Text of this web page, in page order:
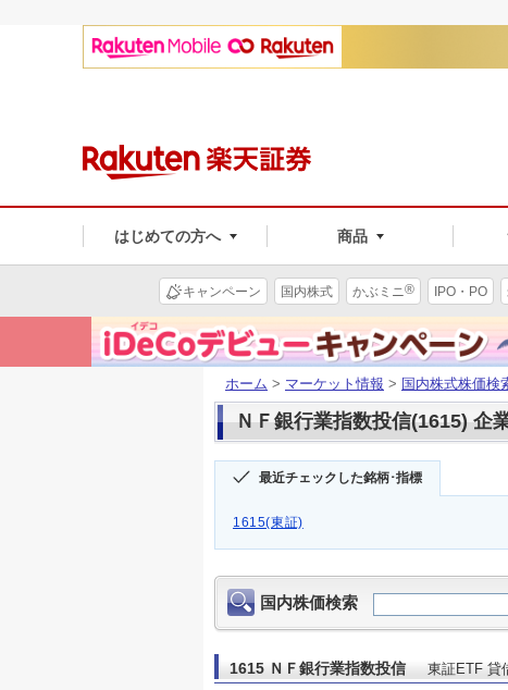
はじめての方へ 商品
キャンペーン 国内株式 かぶミニ® IPO・PO
ホーム > マーケット情報 > 国内株式株価検
ＮＦ銀行業指数投信(1615) 企
最近チェックした銘柄･指標
1615(東証)